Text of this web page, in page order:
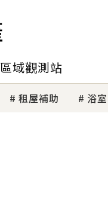
區域觀測站
租屋補助 浴室